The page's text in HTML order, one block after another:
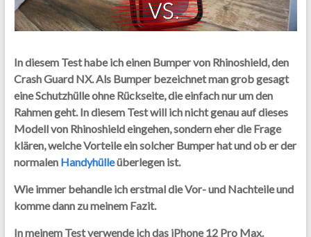
In diesem Test habe ich einen Bumper von Rhinoshield, den
Crash Guard NX. Als Bumper bezeichnet man grob gesagt
eine Schutzhülle ohne Rückseite, die einfach nur um den
Rahmen geht. In diesem Test will ich nicht genau auf dieses
Modell von Rhinoshield eingehen, sondern eher die Frage
klären, welche Vorteile ein solcher Bumper hat und ob er der
normalen Handyhülleüberlegen ist.
Wie immer behandle ich erstmal die Vor- und Nachteile und
komme dann zu meinem Fazit.
In meinem Test verwende ich das iPhone 12 Pro Max.